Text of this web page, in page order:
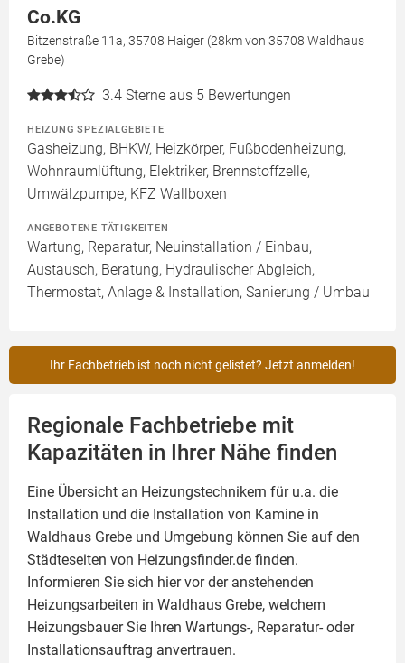
Co.KG
Bitzenstraße 11a, 35708 Haiger (28km von 35708 Waldhaus
Grebe)
3.4 Sterne aus 5 Bewertungen
HEIZUNG SPEZIALGEBIETE
Gasheizung, BHKW, Heizkörper, Fußbodenheizung,
Wohnraumlüftung, Elektriker, Brennstoffzelle,
Umwälzpumpe, KFZ Wallboxen
ANGEBOTENE TÄTIGKEITEN
Wartung, Reparatur, Neuinstallation / Einbau,
Austausch, Beratung, Hydraulischer Abgleich,
Thermostat, Anlage & Installation, Sanierung / Umbau
Ihr Fachbetrieb ist noch nicht gelistet? Jetzt anmelden!
Regionale Fachbetriebe mit
Kapazitäten in Ihrer Nähe finden
Eine Übersicht an Heizungstechnikern für u.a. die
Installation und die Installation von Kamine in
Waldhaus Grebe und Umgebung können Sie auf den
Städteseiten von Heizungsfinder.de finden.
Informieren Sie sich hier vor der anstehenden
Heizungsarbeiten in Waldhaus Grebe, welchem
Heizungsbauer Sie Ihren Wartungs-, Reparatur- oder
Installationsauftrag anvertrauen.